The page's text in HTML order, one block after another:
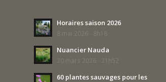
Horaires saison 2026
8 mai 2026 - 8h18
Nuancier Nauda
20 mars 2026 - 21h52
60 plantes sauvages pour les